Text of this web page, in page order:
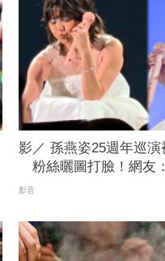
影／ 孫燕姿25週年巡演
粉絲曬圖打臉！網友
FTNN 新聞網
影音